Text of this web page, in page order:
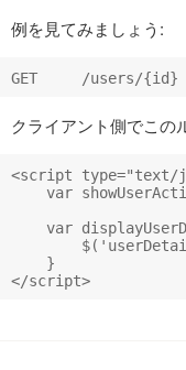
例を見てみましょう:
クライアント側でこの
<script type="text/
var
var
    }